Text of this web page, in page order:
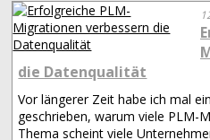
die Datenqualität
Vor längerer Zeit habe ich mal
geschrieben, warum viele PLM-
Thema scheint viele